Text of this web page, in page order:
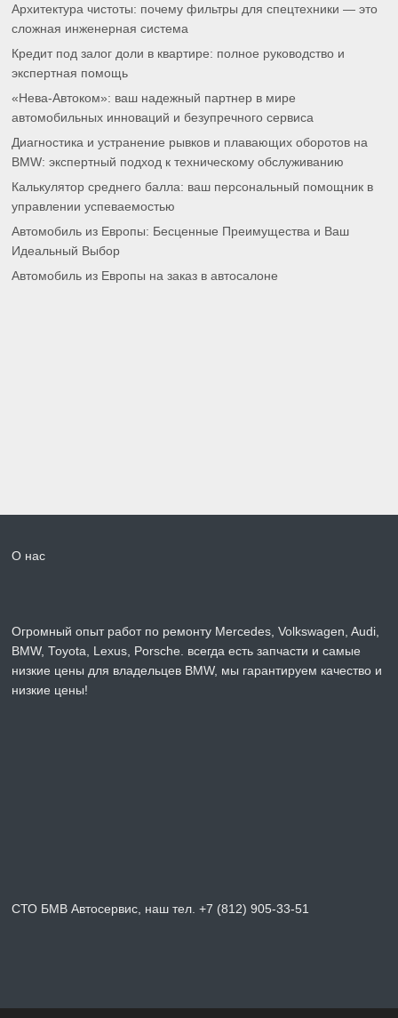
Архитектура чистоты: почему фильтры для спецтехники — это
сложная инженерная система
Кредит под залог доли в квартире: полное руководство и
экспертная помощь
«Нева-Автоком»: ваш надежный партнер в мире
автомобильных инноваций и безупречного сервиса
Диагностика и устранение рывков и плавающих оборотов на
BMW: экспертный подход к техническому обслуживанию
Калькулятор среднего балла: ваш персональный помощник в
управлении успеваемостью
Автомобиль из Европы: Бесценные Преимущества и Ваш
Идеальный Выбор
Автомобиль из Европы на заказ в автосалоне
О нас
Огромный опыт работ по ремонту Mercedes, Volkswagen, Audi,
BMW, Toyota, Lexus, Porsche. всегда есть запчасти и самые
низкие цены для владельцев BMW, мы гарантируем качество и
низкие цены!
СТО БМВ Автосервис, наш тел. +7 (812) 905-33-51